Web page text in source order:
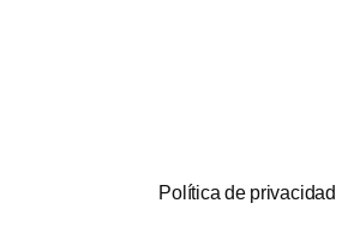
Política de privacidad